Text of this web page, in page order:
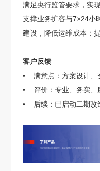
满足央行监管要求，实
支撑业务扩容与7×24小
建设，降低运维成本；
客户反馈
• 满意点：方案设计、
• 评价：专业、务实、
• 后续：已启动二期改